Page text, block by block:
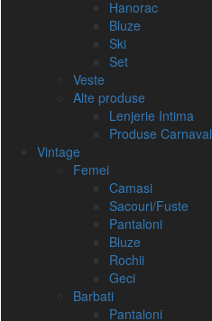
Hanorac
Bluze
Ski
Set
Veste
Alte produse
Lenjerie Intima
Produse Carnaval
Vintage
Femei
Camasi
Sacouri/Fuste
Pantaloni
Bluze
Rochii
Geci
Barbati
Pantaloni